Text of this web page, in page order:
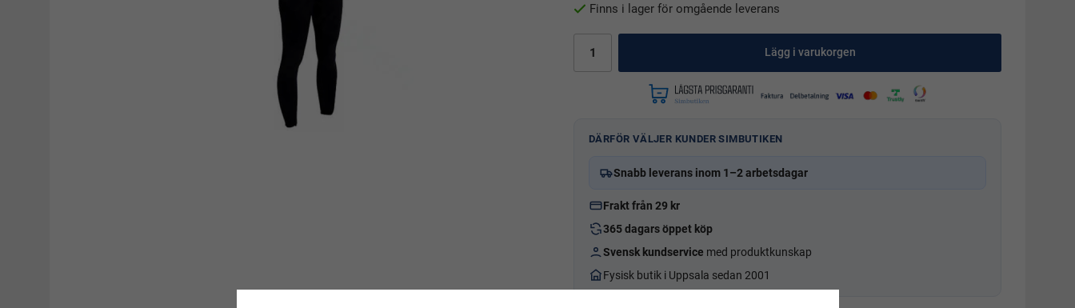
Finns i lager för omgående leverans
Lägg i varukorgen
DÄRFÖR VÄLJER KUNDER SIMBUTIKEN
Snabb leverans inom 1–2 arbetsdagar
Frakt från 29 kr
365 dagars öppet köp
Svensk kundservice med produktkunskap
Fysisk butik i Uppsala sedan 2001